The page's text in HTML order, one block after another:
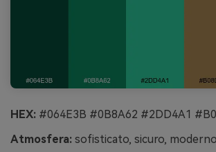
HEX: #064E3B #0B8A62 #2DD4A1
Atmosfera: sofisticato, sicuro, moderno